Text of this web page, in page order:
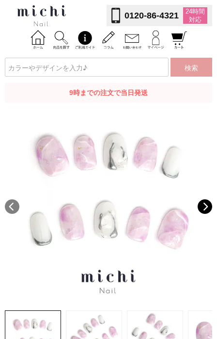
0120-86-4321
24時間
対応
検索
9時までの注文で当日発送